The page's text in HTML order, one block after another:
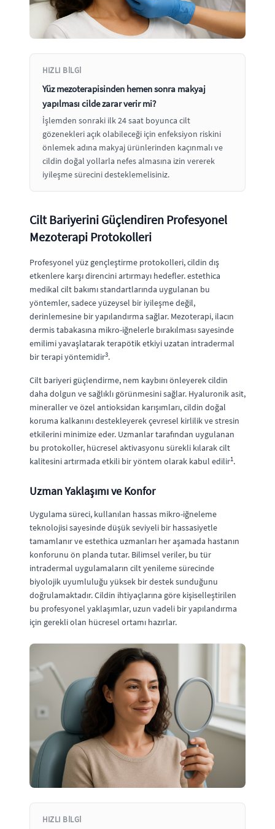
HIZLI BILGI
Yüz mezoterapisinden hemen sonra makyaj
yapılması cilde zarar verir mi?
İşlemden sonraki ilk 24 saat boyunca cilt
gözenekleri açık olabileceği için enfeksiyon riskini
önlemek adına makyaj ürünlerinden kaçınmalı ve
cildin doğal yollarla nefes almasına izin vererek
iyileşme sürecini desteklemelisiniz.
Cilt Bariyerini Güçlendiren Profesyonel
Mezoterapi Protokolleri
Profesyonel yüz gençleştirme protokolleri, cildin dış
etkenlere karşı direncini artırmayı hedefler. estethica
medikal cilt bakımı standartlarında uygulanan bu
yöntemler, sadece yüzeysel bir iyileşme değil,
derinlemesine bir yapılandırma sağlar. Mezoterapi, ilacın
dermis tabakasına mikro-iğnelerle bırakılması sayesinde
emilimi yavaşlatarak terapötik etkiyi uzatan intradermal
bir terapi yöntemidir3.
Cilt bariyeri güçlendirme, nem kaybını önleyerek cildin
daha dolgun ve sağlıklı görünmesini sağlar. Hyaluronik asit,
mineraller ve özel antioksidan karışımları, cildin doğal
koruma kalkanını destekleyerek çevresel kirlilik ve stresin
etkilerini minimize eder. Uzmanlar tarafından uygulanan
bu protokoller, hücresel aktivasyonu sürekli kılarak cilt
kalitesini artırmada etkili bir yöntem olarak kabul edilir1.
Uzman Yaklaşımı ve Konfor
Uygulama süreci, kullanılan hassas mikro-iğneleme
teknolojisi sayesinde düşük seviyeli bir hassasiyetle
tamamlanır ve estethica uzmanları her aşamada hastanın
konforunu ön planda tutar. Bilimsel veriler, bu tür
intradermal uygulamaların cilt yenileme sürecinde
biyolojik uyumluluğu yüksek bir destek sunduğunu
doğrulamaktadır. Cildin ihtiyaçlarına göre kişiselleştirilen
bu profesyonel yaklaşımlar, uzun vadeli bir yapılandırma
için gerekli olan hücresel ortamı hazırlar.
HIZLI BILGI